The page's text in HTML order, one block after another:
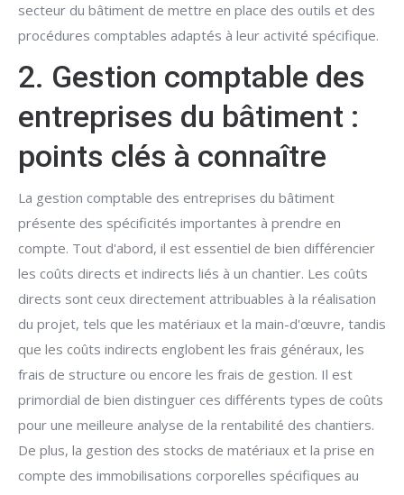
secteur du bâtiment de mettre en place des outils et des
procédures comptables adaptés à leur activité spécifique.
2. Gestion comptable des
entreprises du bâtiment :
points clés à connaître
La gestion comptable des entreprises du bâtiment
présente des spécificités importantes à prendre en
compte. Tout d'abord, il est essentiel de bien différencier
les coûts directs et indirects liés à un chantier. Les coûts
directs sont ceux directement attribuables à la réalisation
du projet, tels que les matériaux et la main-d'œuvre, tandis
que les coûts indirects englobent les frais généraux, les
frais de structure ou encore les frais de gestion. Il est
primordial de bien distinguer ces différents types de coûts
pour une meilleure analyse de la rentabilité des chantiers.
De plus, la gestion des stocks de matériaux et la prise en
compte des immobilisations corporelles spécifiques au